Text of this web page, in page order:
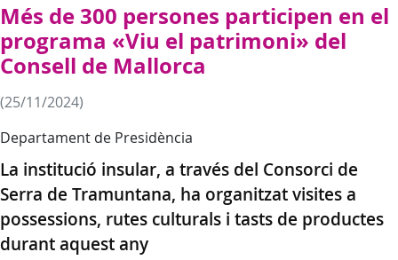
Més de 300 persones participen en el
programa «Viu el patrimoni» del
Consell de Mallorca
(25/11/2024)
Departament de Presidència
La institució insular, a través del Consorci de
Serra de Tramuntana, ha organitzat visites a
possessions, rutes culturals i tasts de productes
durant aquest any